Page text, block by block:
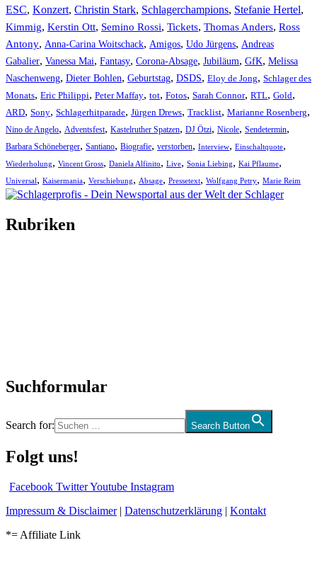
ESC, Konzert, Christin Stark, Schlagerchampions, Stefanie Hertel,
Kimmig, Kerstin Ott, Semino Rossi, Tickets, Thomas Anders, Ross
Antony, Anna-Carina Woitschack, Amigos, Udo Jürgens, Andreas
Gabalier, Vanessa Mai, Fantasy, Corona-Absage, Jubiläum, GfK, Melissa
Naschenweng, Dieter Bohlen, Geburtstag, DSDS, Eloy de Jong, Schlager des
Monats, Eric Philippi, Peter Maffay, tot, Fotos, Sarah Connor, RTL, Gold,
ARD, Sony, Schlagerhitparade, Jürgen Drews, Tracklist, Marianne Rosenberg,
Nino de Angelo, Adventsfest, Kastelruther Spatzen, DJ Ötzi, Nicole, Sendetermin,
Barbara Schöneberger, Santiano, Biografie, verstorben, Interview, Einschaltquote,
Wiederholung, Vincent Gross, Daniela Alfinito, Live, Sonia Liebing, Kai Pflaume,
Universal, Kaisermania, Verschiebung, Absage, Pressetext, Wolfgang Petry, Marie Reim
Rubriken
Suchformular
Search for: Search Button
Folgt uns!
Facebook TwitterYoutube Instagram
Impressum & Disclaimer| Datenschutzerklärung | Kontakt
*= Affiliate Link